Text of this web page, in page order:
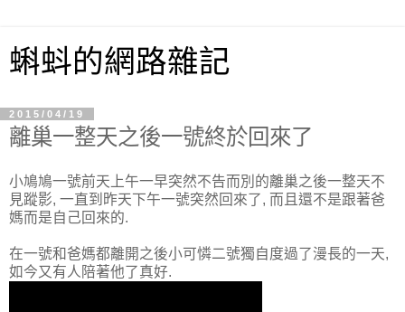
蝌蚪的網路雜記
2015/04/19
離巢一整天之後一號終於回來了
小鳩鳩一號前天上午一早突然不告而別的離巢之後一整天不
見蹤影, 一直到昨天下午一號突然回來了, 而且還不是跟著爸
媽而是自己回來的.
在一號和爸媽都離開之後小可憐二號獨自度過了漫長的一天,
如今又有人陪著他了真好.